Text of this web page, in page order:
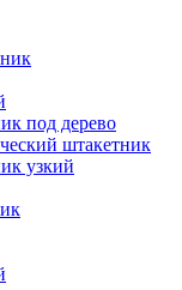
под дерево
штакетник
узкий